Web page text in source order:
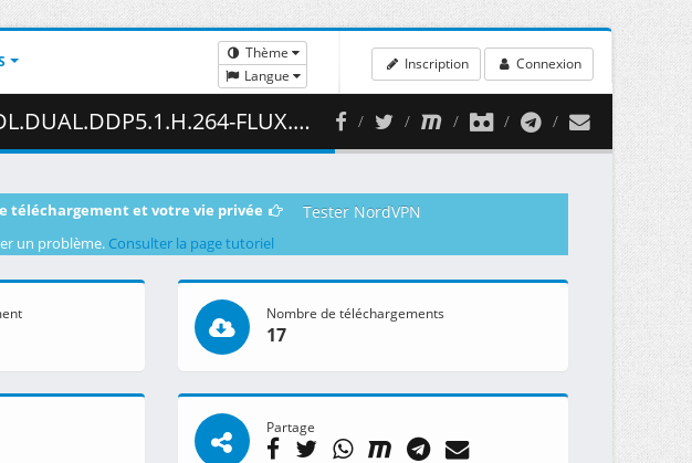
Thème
Langue
Inscription Connexion
FLUX.mkv.003 ( 419.80 MB )
téléchargement et votre vie privée Tester NordVPN
un problème. Consulter la page tutoriel
Nombre de téléchargements
17
Partage